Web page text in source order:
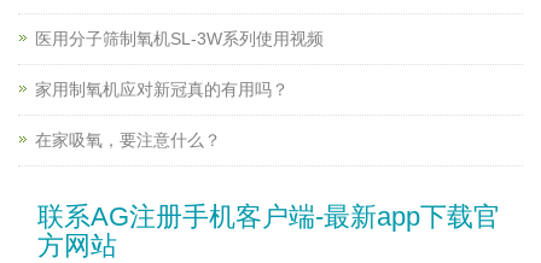
医用分子筛制氧机SL-3W系列使用视频
家用制氧机应对新冠真的有用吗？
在家吸氧，要注意什么？
联系AG注册手机客户端-最新app下载官
方网站